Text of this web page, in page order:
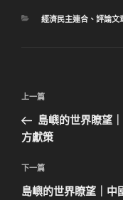
分
經濟民主連合、 評論文
文
導
覽
上
一
篇
章
上一篇
島嶼的世界瞭望
方獻策
下
一
下一篇
島嶼的世界瞭望｜中